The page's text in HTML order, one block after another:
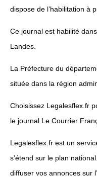
dispose de l’habilitation à
Ce journal est habilité
Landes.
La Préfecture du
située dans la région
Choisissez Legalesflex.fr
le journal Le Courrier
Legalesflex.fr est un
s’étend sur le plan
diffuser vos annonces sur